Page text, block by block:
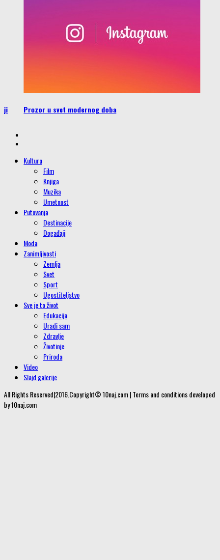
Čudo koje nikada ne spava
Kultura
Film
Knjiga
Muzika
Umetnost
Putovanja
Destinacije
Događaji
Moda
Zanimljivosti
Zemlja
Svet
Sport
Ugostiteljstvo
Sve je to život
Edukacija
Uradi sam
Zdravlje
Životinje
Priroda
Video
Slajd galerije
All Rights Reserved|2016.Copyright© 10naj.com | Terms and conditions developed
by 10naj.com